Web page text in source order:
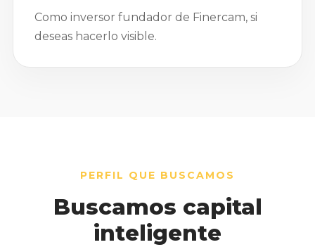
Como inversor fundador de Finercam, si
deseas hacerlo visible.
PERFIL QUE BUSCAMOS
Buscamos capital
inteligente